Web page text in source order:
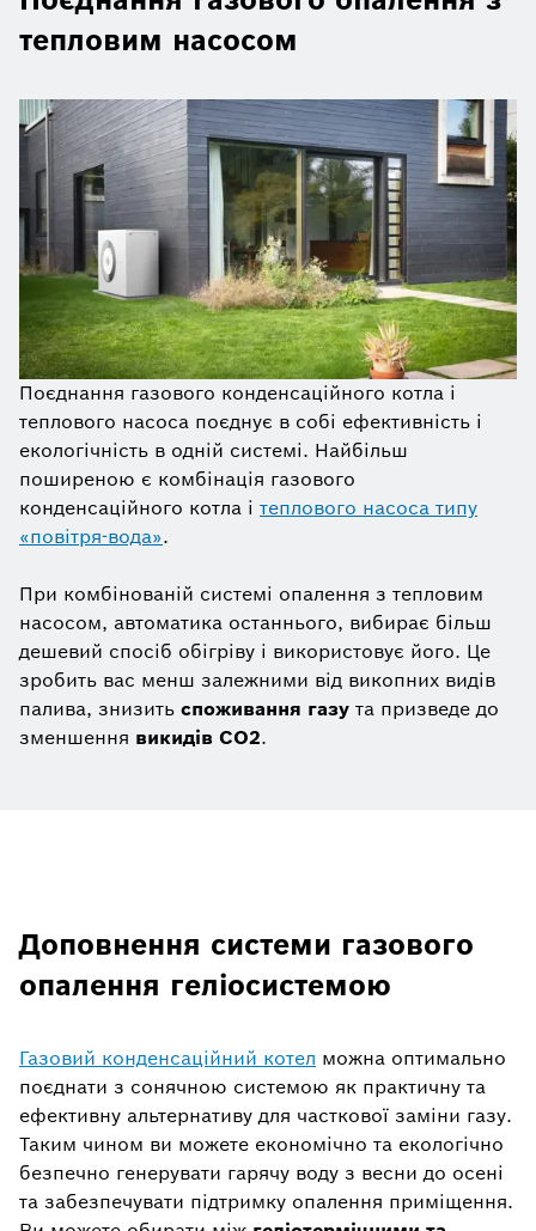
тепловим насосом
Поєднання газового конденсаційного котла і
теплового насоса поєднує в собі ефективність і
екологічність в одній системі. Найбільш
поширеною є комбінація газового
конденсаційного котла і теплового насоса типу
«повітря-вода».
При комбінованій системі опалення з тепловим
насосом, автоматика останнього, вибирає більш
дешевий спосіб обігріву і використовує його. Це
зробить вас менш залежними від викопних видів
палива, знизить споживання газу та призведе до
зменшення викидів CO2.
Доповнення системи газового
опалення геліосистемою
Газовий конденсаційний котел можна оптимально
поєднати з сонячною системою як практичну та
ефективну альтернативу для часткової заміни газу.
Таким чином ви можете економічно та екологічно
безпечно генерувати гарячу воду з весни до осені
та забезпечувати підтримку опалення приміщення.